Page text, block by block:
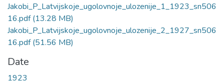
Jakobi_P_Latvijskoje_ugolovnoje_ulozenije_1_1923_sn506
16.pdf(13.28 MB)
Jakobi_P_Latvijskoje_ugolovnoje_ulozenije_2_1927_sn506
16.pdf(51.56 MB)
Date
1923